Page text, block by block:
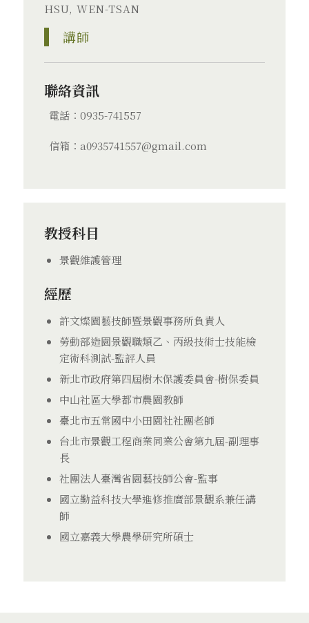
HSU, WEN-TSAN
講師
聯絡資訊
電話：0935-741557
信箱：a0935741557@gmail.com
教授科目
景觀維護管理
經歷
許文燦園藝技師暨景觀事務所負責人
勞動部造園景觀職類乙、丙級技術士技能檢
定術科測試-監評人員
新北市政府第四屆樹木保護委員會-樹保委員
中山社區大學都市農園教師
臺北市五常國中小田園社社團老師
台北市景觀工程商業同業公會第九屆-副理事
長
社團法人臺灣省園藝技師公會-監事
國立勤益科技大學進修推廣部景觀系兼任講
師
國立嘉義大學農學研究所碩士